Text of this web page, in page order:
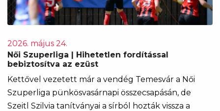
2026. május 24.
Női Szuperliga | Hihetetlen fordítással
bebiztosítva az ezüst
Kettővel vezetett már a vendég Temesvár a Női
Szuperliga pünkösvasárnapi összecsapásán, de
Szeitl Szilvia tanítványai a sírból hozták vissza a